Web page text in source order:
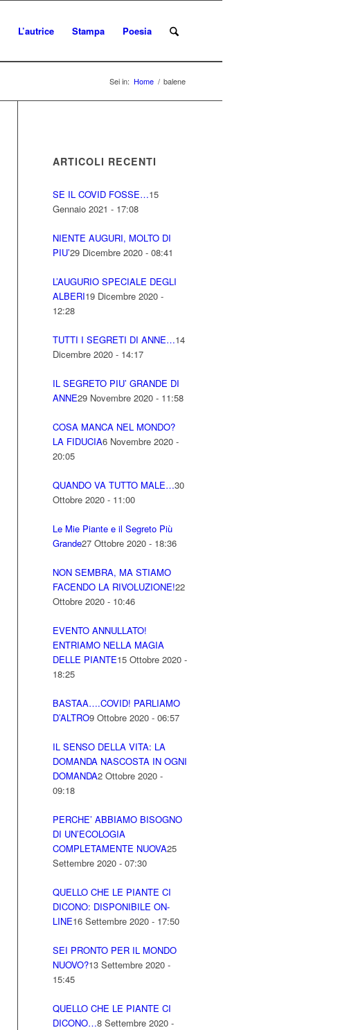
L’autrice Stampa Poesia
Sei in: Home / balene
ARTICOLI RECENTI
SE IL COVID FOSSE…15
Gennaio 2021 - 17:08
NIENTE AUGURI, MOLTO DI
PIU’29 Dicembre 2020 - 08:41
L’AUGURIO SPECIALE DEGLI
ALBERI19 Dicembre 2020 -
12:28
TUTTI I SEGRETI DI ANNE…14
Dicembre 2020 - 14:17
IL SEGRETO PIU’ GRANDE DI
ANNE29 Novembre 2020 - 11:58
COSA MANCA NEL MONDO?
LA FIDUCIA6 Novembre 2020 -
20:05
QUANDO VA TUTTO MALE…30
Ottobre 2020 - 11:00
Le Mie Piante e il Segreto Più
Grande27 Ottobre 2020 - 18:36
NON SEMBRA, MA STIAMO
FACENDO LA RIVOLUZIONE!22
Ottobre 2020 - 10:46
EVENTO ANNULLATO!
ENTRIAMO NELLA MAGIA
DELLE PIANTE15 Ottobre 2020 -
18:25
BASTAA….COVID! PARLIAMO
D’ALTRO9 Ottobre 2020 - 06:57
IL SENSO DELLA VITA: LA
DOMANDA NASCOSTA IN OGNI
DOMANDA2 Ottobre 2020 -
09:18
PERCHE’ ABBIAMO BISOGNO
DI UN’ECOLOGIA
COMPLETAMENTE NUOVA25
Settembre 2020 - 07:30
QUELLO CHE LE PIANTE CI
DICONO: DISPONIBILE ON-
LINE16 Settembre 2020 - 17:50
SEI PRONTO PER IL MONDO
NUOVO?13 Settembre 2020 -
15:45
QUELLO CHE LE PIANTE CI
DICONO…8 Settembre 2020 -